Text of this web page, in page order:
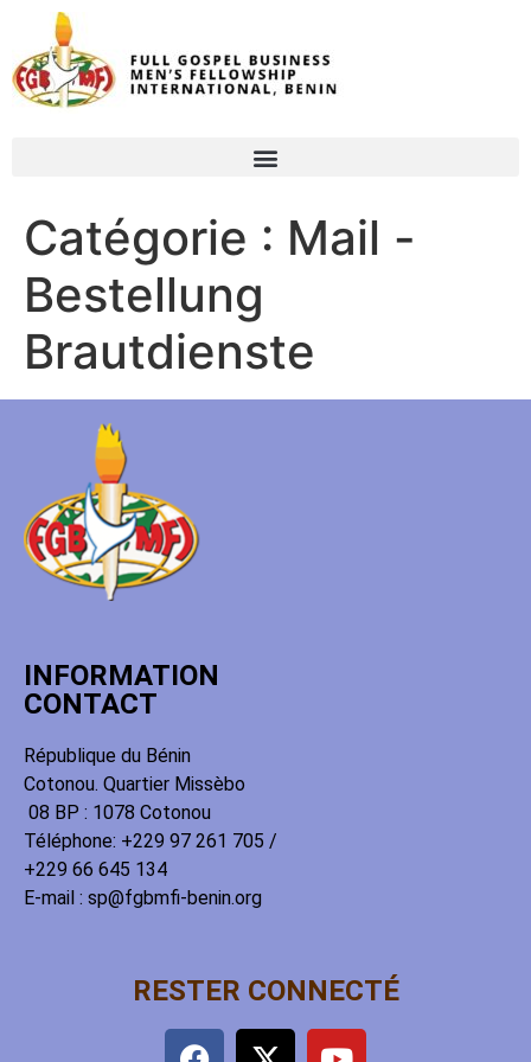
Catégorie : Mail -
Bestellung
Brautdienste
INFORMATION
CONTACT
République du Bénin
Cotonou. Quartier Missèbo
08 BP : 1078 Cotonou
Téléphone: +229 97 261 705 /
+229 66 645 134
E-mail : sp@fgbmfi-benin.org
RESTER CONNECTÉ